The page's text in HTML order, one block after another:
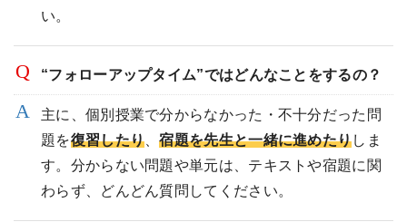
い。
“フォローアップタイム”ではどんなことをするの？
主に、個別授業で分からなかった・不十分だった問
題を復習したり 、宿題を先生と一緒に進めたりしま
す。分からない問題や単元は、テキストや宿題に関
わらず、どんどん質問してください。